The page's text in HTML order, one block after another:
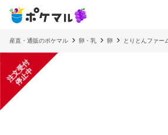
産直・通販のポケマル 卵・乳 卵 とりとんファー
注
文
受
付
停
止
中